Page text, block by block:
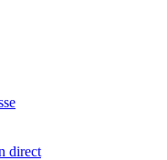
direct